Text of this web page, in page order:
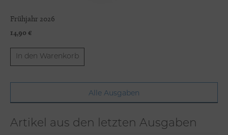
Artikel aus den letzten Ausgaben
Frühjahr 2026
14,90 €
In den Warenkorb
Alle Ausgaben